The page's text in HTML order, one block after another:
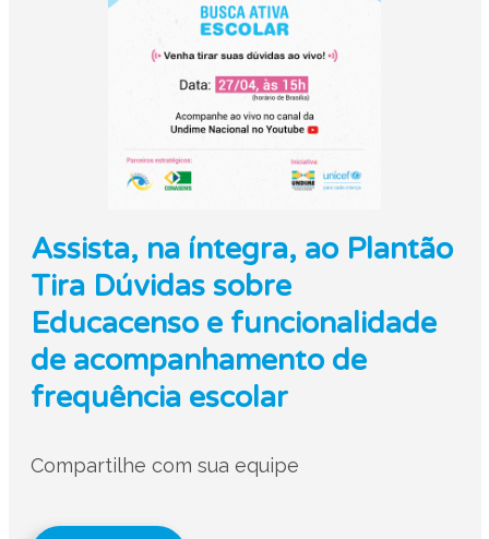
Assista, na íntegra, ao Plantão
Tira Dúvidas sobre
Educacenso e funcionalidade
de acompanhamento de
frequência escolar
Compartilhe com sua equipe